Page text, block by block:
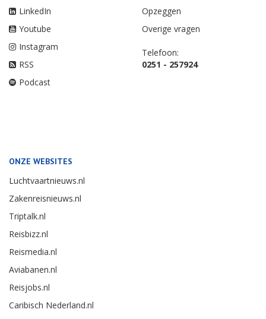
LinkedIn
Youtube
Instagram
RSS
Podcast
Opzeggen
Overige vragen
Telefoon:
0251 - 257924
ONZE WEBSITES
Luchtvaartnieuws.nl
Zakenreisnieuws.nl
Triptalk.nl
Reisbizz.nl
Reismedia.nl
Aviabanen.nl
Reisjobs.nl
Caribisch Nederland.nl